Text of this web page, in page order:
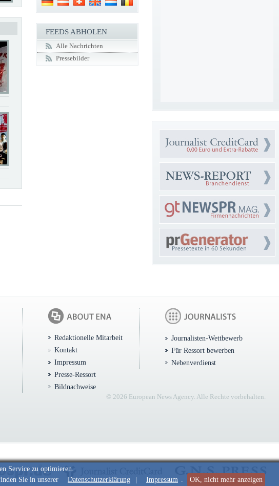
Service zu optimieren.
Sie in unserer Datenschutzerklärung Impressum . OK, nicht mehr anzeigen
FEEDS ABHOLEN
Alle Nachrichten
Pressebilder
Redaktionelle Mitarbeit
Kontakt
Impressum
Presse-Ressort
Bildnachweise
Journalisten-Wettbewerb
Für Ressort bewerben
Nebenverdienst
© 2026 European News Agency. Alle Rechte vorbehalten.